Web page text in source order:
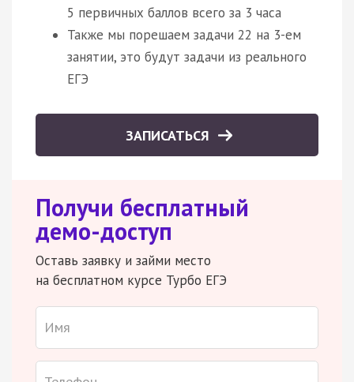
5 первичных баллов всего за 3 часа
Также мы порешаем задачи 22 на 3-ем
занятии, это будут задачи из реального
ЕГЭ
ЗАПИСАТЬСЯ
Получи бесплатный
демо-доступ
Оставь заявку и займи место
на бесплатном курсе Турбо ЕГЭ